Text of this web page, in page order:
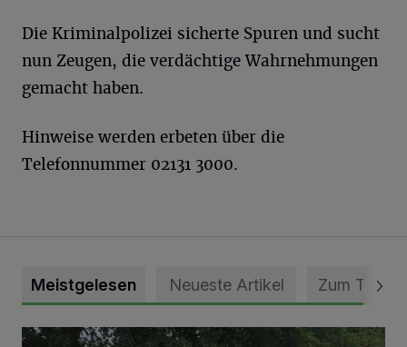
Die Kriminalpolizei sicherte Spuren und sucht
nun Zeugen, die verdächtige Wahrnehmungen
gemacht haben.
Hinweise werden erbeten über die
Telefonnummer 02131 3000.
Meistgelesen Neueste Artikel Zum Thema
Pünktlich zum Schützenfest den Weg zum Festzelt